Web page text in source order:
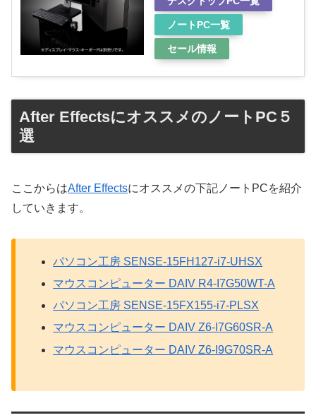
ノートPC一覧
セール情報
After EffectsにオススメのノートPC５
選
ここからはAfter Effectsにオススメの下記ノートPCを紹介
していきます。
パソコン工房 SENSE-15FH127-i7-UHSX
マウスコンピューター DAIV R4-I7G50WT-A
パソコン工房 SENSE-15FX155-i7-PLSX
マウスコンピューター DAIV Z6-I7G60SR-A
マウスコンピューター DAIV Z6-I9G70SR-A